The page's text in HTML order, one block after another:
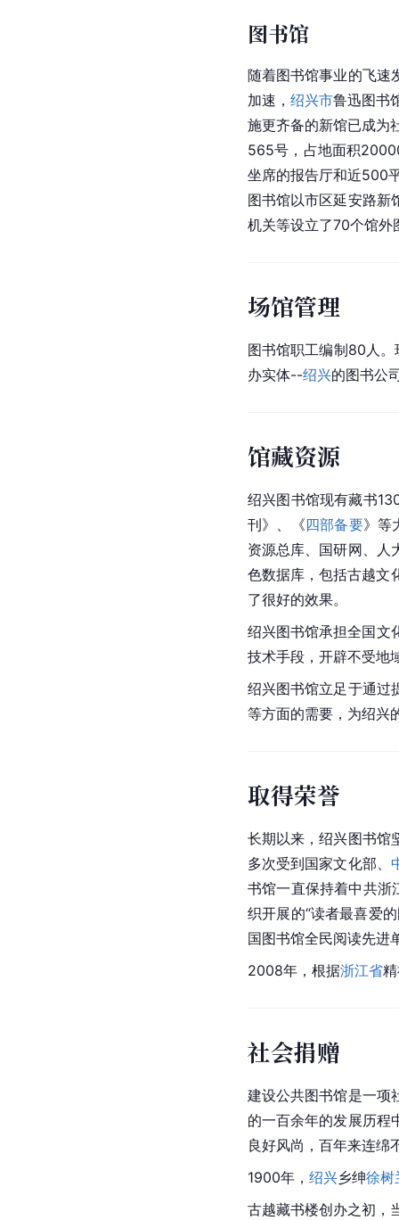
图书馆
随着图书馆事业的飞速
加速， 绍兴市鲁迅图书
施更齐备的新馆已成为
565号，占地面积
坐席的报告厅和近500
图书馆以市区延安路新
机关等设立了70个馆外
场馆管理
图书馆职工编制80人
办实体--绍兴的图书公
馆藏资源
绍兴图书馆现有藏书
刊》、《四部备要》等
资源总库、国研网、人
色数据库，包括古越文
了很好的效果。
绍兴图书馆承担全国文
技术手段，开辟不受地
绍兴图书馆立足于通过
等方面的需要，为绍兴
取得荣誉
长期以来，绍兴图书馆
多次受到国家文化部、
书馆一直保持着中共浙
织开展的“读者最喜爱
国图书馆全民阅读先进
2008年，根据浙江省
社会捐赠
建设公共图书馆是一项
的一百余年的发展历程
良好风尚，百年来连绵
1900年， 绍兴乡绅徐树
古越藏书楼创办之初，